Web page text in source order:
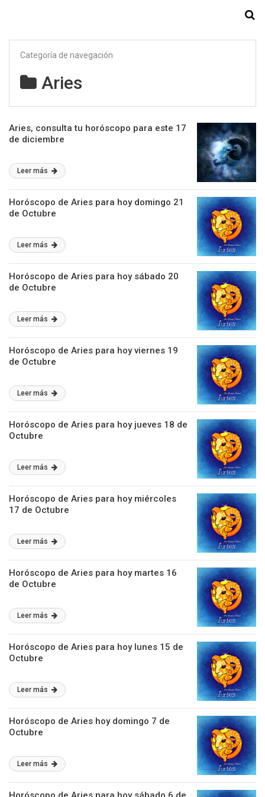
Categoría de navegación
Aries
Aries, consulta tu horóscopo para este 17
de diciembre
Leer más
Horóscopo de Aries para hoy domingo 21
de Octubre
Leer más
Horóscopo de Aries para hoy sábado 20
de Octubre
Leer más
Horóscopo de Aries para hoy viernes 19
de Octubre
Leer más
Horóscopo de Aries para hoy jueves 18 de
Octubre
Leer más
Horóscopo de Aries para hoy miércoles
17 de Octubre
Leer más
Horóscopo de Aries para hoy martes 16
de Octubre
Leer más
Horóscopo de Aries para hoy lunes 15 de
Octubre
Leer más
Horóscopo de Aries hoy domingo 7 de
Octubre
Leer más